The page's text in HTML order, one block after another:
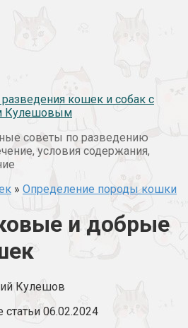
кошек и собак с
Кулешовым
советы по разведению
условия содержания,
» Определение породы кошки
и добрые
Кулешов
06.02.2024